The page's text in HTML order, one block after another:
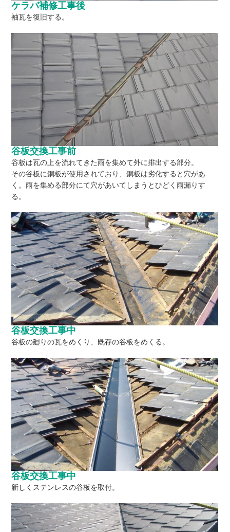
ケラバ補修工事後
袖瓦を復旧する。
谷板交換工事前
谷板は瓦の上を流れてきた雨を集めて外に排出する部分。
その谷板に銅板が使用されており、銅板は劣化すると穴があ
く。雨を集める部分にて穴があいてしまうとひどく雨漏りす
る。
谷板交換工事中
谷板の廻りの瓦をめくり、既存の谷板をめくる。
谷板交換工事中
新しくステンレスの谷板を取付。